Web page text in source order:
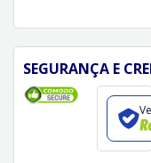
SEGURANÇA E